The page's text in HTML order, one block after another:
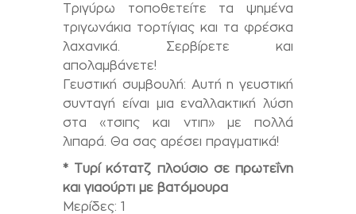
Τριγύρω τοποθετείτε τα ψημένα
τριγωνάκια τορτίγιας και τα φρέσκα
λαχανικά. Σερβίρετε και
απολαμβάνετε!
Γευστική συμβουλή: Αυτή η γευστική
συνταγή είναι μια εναλλακτική λύση
στα «τσιπς και ντιπ» με πολλά
λιπαρά. Θα σας αρέσει πραγματικά!
* Τυρί κότατζ πλούσιο σε πρωτεΐνη
και γιαούρτι με βατόμουρα
Μερίδες: 1